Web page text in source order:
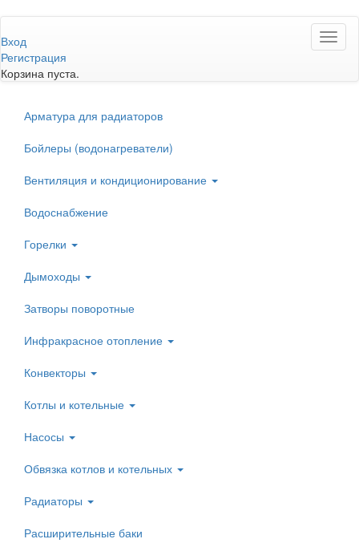
к
основному
содержанию
Вход
Регистрация
Корзина пуста.
Арматура для радиаторов
Бойлеры (водонагреватели)
Вентиляция и кондиционирование
Водоснабжение
Горелки
Дымоходы
Затворы поворотные
Инфракрасное отопление
Конвекторы
Котлы и котельные
Насосы
Обвязка котлов и котельных
Радиаторы
Расширительные баки